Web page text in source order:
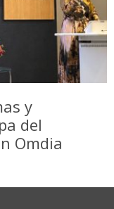
y
del
Omdia